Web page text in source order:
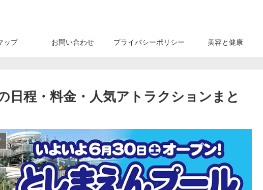
ップ お問い合わせ プライバシーポリシー 美容と健康
日程・料金・人気アトラクションまと